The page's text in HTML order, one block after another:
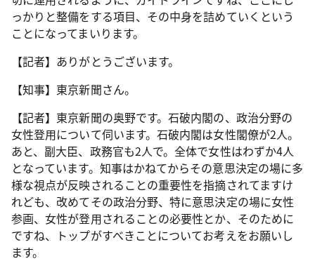
っかりと整備をする項目、その中身を詰めていくという
ことになってまいります。
【記者】ありがとうございます。
【知事】東京新聞さん。
【記者】東京新聞の奥野です。石破内閣の、政治分野の
女性登用について伺います。石破内閣は女性閣僚が2人。
あと、副大臣、政務官も2人で。全体で女性はわずか4人
となっています。知事はかねてからその意思決定の場に多
様な視点が反映されることの重要性を指摘されてますけ
れども、改めてその政治分野、特に意思決定の場に女性
参画、女性が登用されることの必要性とか、そのために
ですね、トップがすべきことについてお考えをお願いし
ます。